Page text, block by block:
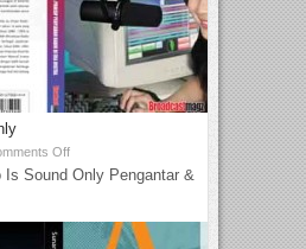
Off
Is Sound Only Pengantar &